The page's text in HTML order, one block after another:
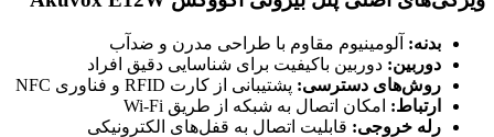
بدنه: آلومینیوم مقاوم با طراحی مدرن و ضدآب
دوربین: دوربین باکیفیت برای شناسایی دقیق افراد
روش‌های دسترسی: پشتیبانی از کارت RFID و فناوری NFC
ارتباط: امکان اتصال به شبکه از طریق Wi-Fi
رله خروجی: قابلیت اتصال به قفل‌های الکترونیکی